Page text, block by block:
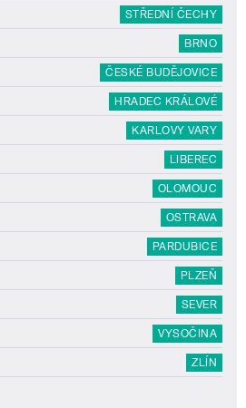
STŘEDNÍ ČECHY
BRNO
ČESKÉ BUDĚJOVICE
HRADEC KRÁLOVÉ
KARLOVY VARY
LIBEREC
OLOMOUC
OSTRAVA
PARDUBICE
PLZEŇ
SEVER
VYSOČINA
ZLÍN